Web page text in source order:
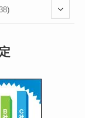
(27)